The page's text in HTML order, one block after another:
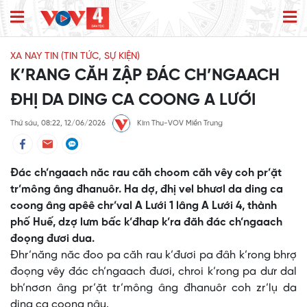
XA NAY TIN (TIN TỨC, SỰ KIỆN)
K’RANG CĂH ZẬP ĐÁC CH’NGAACH
ĐHỊ DA DING CA COONG A LƯỚI
Thứ sáu, 08:22, 12/06/2026 Kim Thu-VOV Miền Trung
Đác ch’ngaach năc rau căh choom căh vêy coh pr’ặt
tr’mông âng đhanuôr. Ha dợ, đhị vel bhươl da ding ca
coong âng apêê chr’val A Lưới 1 lâng A Lưới 4, thành
phố Huế, dzợ lưm bấc k’đhap k’ra đăh đác ch’ngaach
đoọng đươi dua.
Đhr’năng năc đoo pa căh rau k’đươi pa đâh k’rong bhrợ
đoọng vêy đác ch’ngaach đươi, chroi k’rong pa dưr dal
bh’nơơn âng pr’ặt tr’mông âng đhanuôr coh zr’lụ da